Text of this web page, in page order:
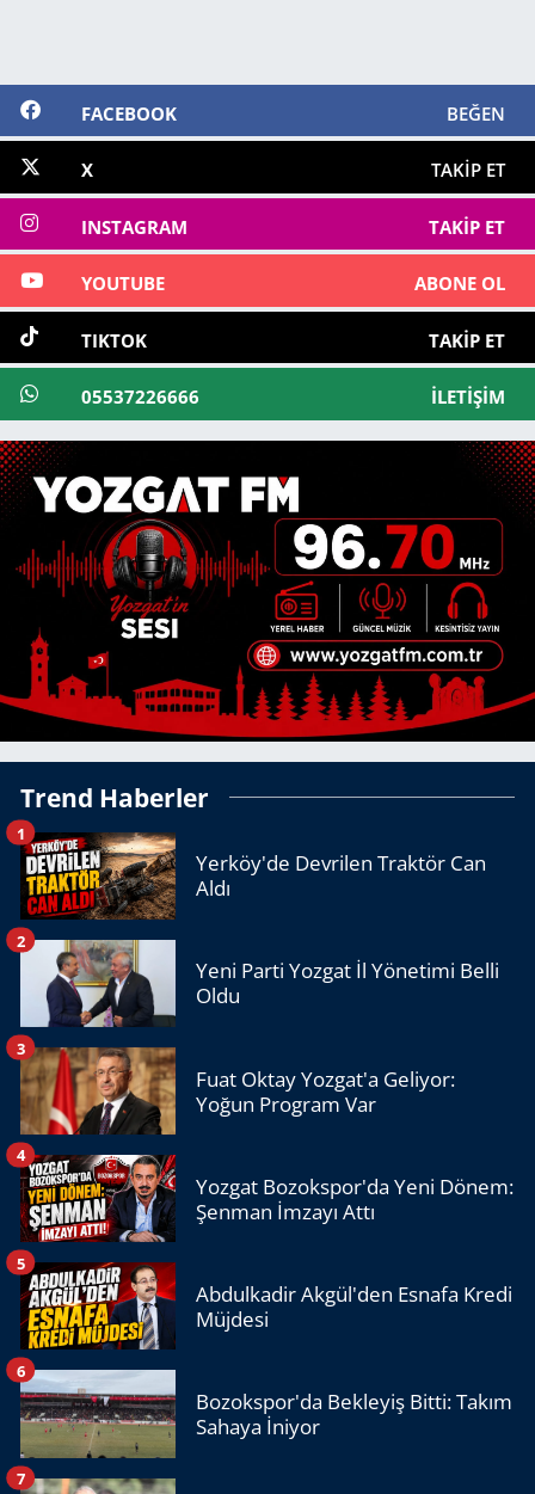
FACEBOOK BEĞEN
X TAKIP ET
INSTAGRAM TAKIP ET
YOUTUBE ABONE OL
TIKTOK TAKIP ET
05537226666 İLETIŞIM
Trend Haberler
Yerköy'de Devrilen Traktör Can
Aldı
1
Yeni Parti Yozgat İl Yönetimi Belli
Oldu
2
Fuat Oktay Yozgat'a Geliyor:
Yoğun Program Var
3
Yozgat Bozokspor'da Yeni Dönem:
Şenman İmzayı Attı
4
Abdulkadir Akgül'den Esnafa Kredi
Müjdesi
5
Bozokspor'da Bekleyiş Bitti: Takım
Sahaya İniyor
6
7